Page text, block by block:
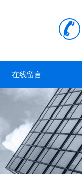
在线留言